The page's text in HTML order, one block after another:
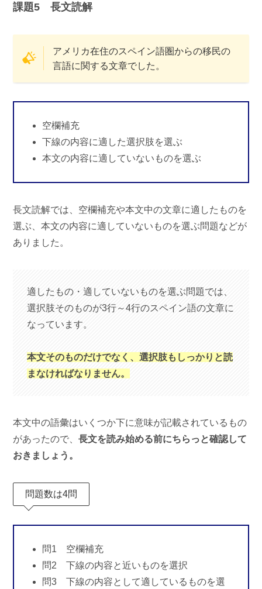
課題5 長文読解
アメリカ在住のスペイン語圏からの移民の
言語に関する文章でした。
空欄補充
下線の内容に適した選択肢を選ぶ
本文の内容に適していないものを選ぶ
長文読解では、空欄補充や本文中の文章に適したものを
選ぶ、本文の内容に適していないものを選ぶ問題などが
ありました。
適したもの・適していないものを選ぶ問題では、
選択肢そのものが3行～4行のスペイン語の文章に
なっています。
本文そのものだけでなく、選択肢もしっかりと読
まなければなりません。
本文中の語彙はいくつか下に意味が記載されているもの
があったので、長文を読み始める前にちらっと確認して
おきましょう。
問題数は4問
問1 空欄補充
問2 下線の内容と近いものを選択
問3 下線の内容として適しているものを選